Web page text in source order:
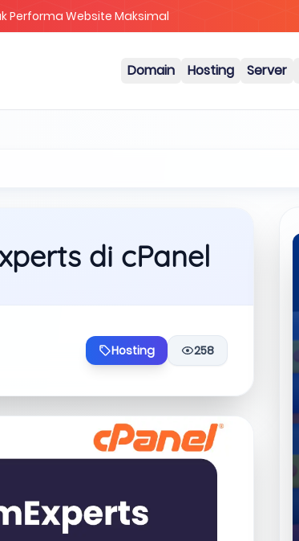
25%
Domain Hosting Server
di cPanel
Hosting 258